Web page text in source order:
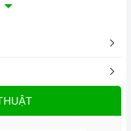
với 9 mức gia